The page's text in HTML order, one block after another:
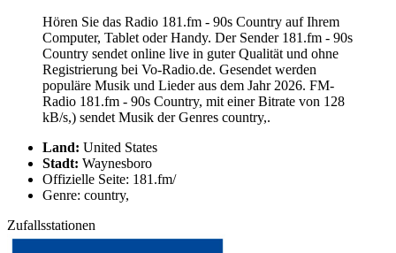
Hören Sie das Radio 181.fm - 90s Country auf Ihrem
Computer, Tablet oder Handy. Der Sender 181.fm - 90s
Country sendet online live in guter Qualität und ohne
Registrierung bei Vo-Radio.de. Gesendet werden
populäre Musik und Lieder aus dem Jahr 2026. FM-
Radio 181.fm - 90s Country, mit einer Bitrate von 128
kB/s,) sendet Musik der Genres country,.
Land: United States
Stadt: Waynesboro
Offizielle Seite: 181.fm/
Genre: country,
Zufallsstationen